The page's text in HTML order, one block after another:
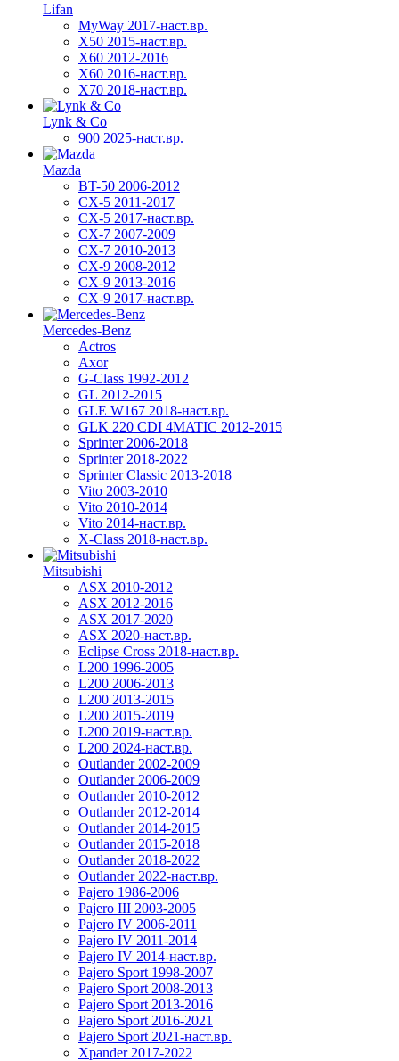
Lifan
MyWay 2017-наст.вр.
X50 2015-наст.вр.
X60 2012-2016
X60 2016-наст.вр.
X70 2018-наст.вр.
Lynk & Co
900 2025-наст.вр.
Mazda
BT-50 2006-2012
CX-5 2011-2017
CX-5 2017-наст.вр.
CX-7 2007-2009
CX-7 2010-2013
CX-9 2008-2012
CX-9 2013-2016
CX-9 2017-наст.вр.
Mercedes-Benz
Actros
Axor
G-Class 1992-2012
GL 2012-2015
GLE W167 2018-наст.вр.
GLK 220 CDI 4MATIC 2012-2015
Sprinter 2006-2018
Sprinter 2018-2022
Sprinter Classic 2013-2018
Vito 2003-2010
Vito 2010-2014
Vito 2014-наст.вр.
X-Class 2018-наст.вр.
Mitsubishi
ASX 2010-2012
ASX 2012-2016
ASX 2017-2020
ASX 2020-наст.вр.
Eclipse Cross 2018-наст.вр.
L200 1996-2005
L200 2006-2013
L200 2013-2015
L200 2015-2019
L200 2019-наст.вр.
L200 2024-наст.вр.
Outlander 2002-2009
Outlander 2006-2009
Outlander 2010-2012
Outlander 2012-2014
Outlander 2014-2015
Outlander 2015-2018
Outlander 2018-2022
Outlander 2022-наст.вр.
Pajero 1986-2006
Pajero III 2003-2005
Pajero IV 2006-2011
Pajero IV 2011-2014
Pajero IV 2014-наст.вр.
Pajero Sport 1998-2007
Pajero Sport 2008-2013
Pajero Sport 2013-2016
Pajero Sport 2016-2021
Pajero Sport 2021-наст.вр.
Xpander 2017-2022